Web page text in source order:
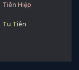
Tiên Hiệp
Tu Tiên